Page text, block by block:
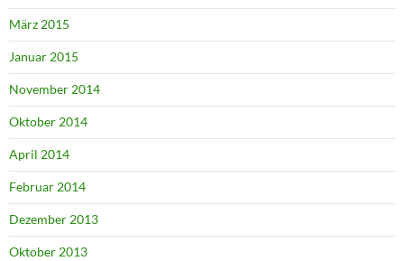
März 2015
Januar 2015
November 2014
Oktober 2014
April 2014
Februar 2014
Dezember 2013
Oktober 2013